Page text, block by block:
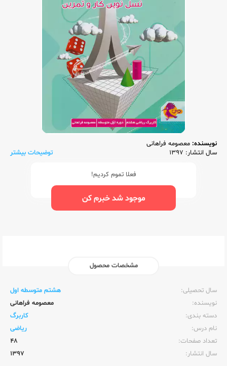
نویسنده: معصومه فراهانی
سال انتشار: 1397
توضیحات بیشتر
فعلا تموم کردیم!
موجود شد خبرم کن
مشخصات محصول
سال تحصیلی:‌
هشتم متوسطه اول
نویسنده:‌
معصومه فراهانی
دسته بندی:
کاربرگ
نام درس:
ریاضی
تعداد صفحات:‌
48
سال انتشار:‌
1397